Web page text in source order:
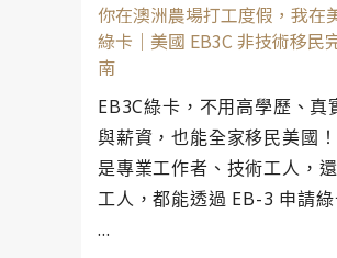
你在澳洲農場打工度假，我在
綠卡｜美國 EB3C 非技術移民
南
EB3C綠卡，不用高學歷、真
與薪資，也能全家移民美國
是專業工作者、技術工人，
工人，都能透過 EB-3 申請
...